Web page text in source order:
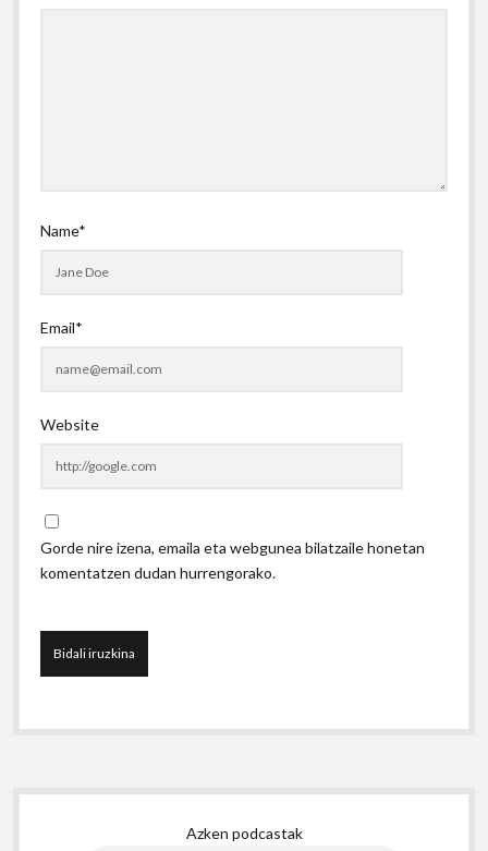
Name*
Email*
Website
Gorde nire izena, emaila eta webgunea bilatzaile honetan
komentatzen dudan hurrengorako.
Sidebar
Azken podcastak